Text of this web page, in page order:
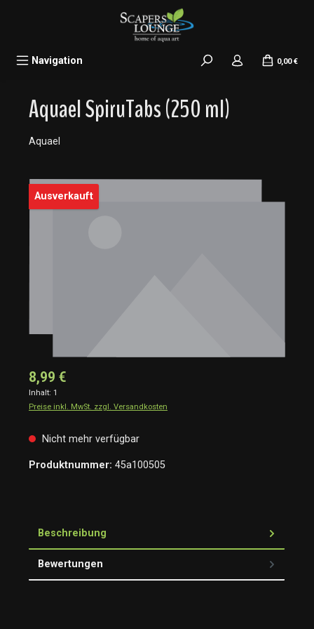
Navigation 0,00 €
Aquael SpiruTabs (250 ml)
Aquael
Bildergalerie überspringen
Ausverkauft
8,99 €
Inhalt: 1
Preise inkl. MwSt. zzgl. Versandkosten
Nicht mehr verfügbar
Produktnummer: 45a100505
Beschreibung
Bewertungen